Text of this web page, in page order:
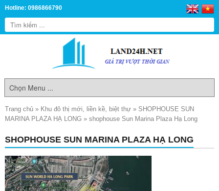
Hotline: 0986866790
Trang chủ » Khu đô thị mới, liền kề, biệt thự » SHOPHOUSE SUN
MARINA PLAZA HẠ LONG » shophouse Sun Marina Plaza Hạ Long
SHOPHOUSE SUN MARINA PLAZA HẠ LONG